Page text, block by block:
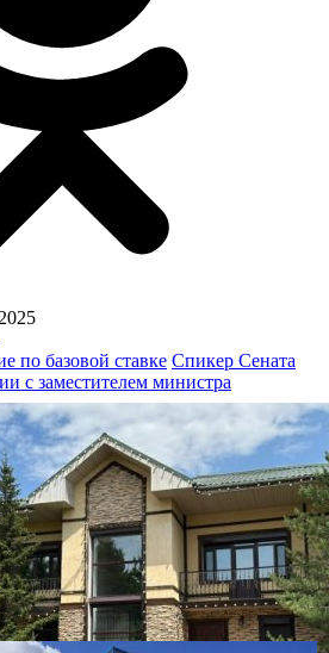
по базовой ставке Спикер Сената
с заместителем министра